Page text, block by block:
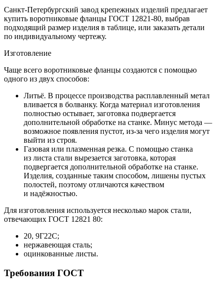
Санкт-Петербургский завод крепежных изделий предлагает
купить воротниковые фланцы ГОСТ 12821-80, выбрав
подходящий размер изделия в таблице, или заказать детали
по индивидуальному чертежу.
Изготовление
Чаще всего воротниковые фланцы создаются с помощью
одного из двух способов:
Литьё. В процессе производства расплавленный метал
вливается в болванку. Когда материал изготовления
полностью остывает, заготовка подвергается
дополнительной обработке на станке. Минус метода —
возможное появления пустот, из-за чего изделия могут
выйти из строя.
Газовая или плазменная резка. С помощью станка
из листа стали вырезается заготовка, которая
подвергается дополнительной обработке на станке.
Изделия, созданные таким способом, лишены пустых
полостей, поэтому отличаются качеством
и надёжностью.
Для изготовления используется несколько марок стали,
отвечающих ГОСТ 12821 80:
20, 9Г22С;
нержавеющая сталь;
оцинкованные листы.
Требования ГОСТ